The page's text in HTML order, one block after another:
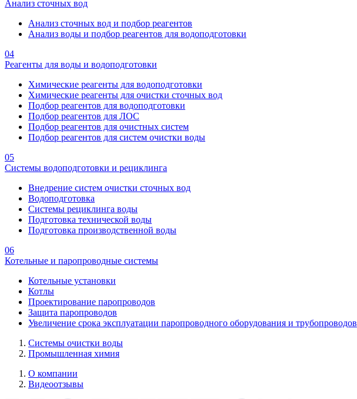
Анализ сточных вод
Анализ сточных вод и подбор реагентов
Анализ воды и подбор реагентов для водоподготовки
04
Реагенты для воды и водоподготовки
Химические реагенты для водоподготовки
Химические реагенты для очистки сточных вод
Подбор реагентов для водоподготовки
Подбор реагентов для ЛОС
Подбор реагентов для очистных систем
Подбор реагентов для систем очистки воды
05
Системы водоподготовки и рециклинга
Внедрение систем очистки сточных вод
Водоподготовка
Системы рециклинга воды
Подготовка технической воды
Подготовка производственной воды
06
Котельные и паропроводные системы
Котельные установки
Котлы
Проектирование паропроводов
Защита паропроводов
Увеличение срока эксплуатации паропроводного оборудования и трубопроводов
Системы очистки воды
Промышленная химия
О компании
Видеоотзывы